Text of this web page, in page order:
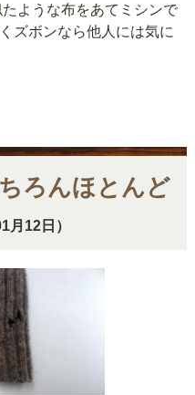
ような布をあてミシンで
ズボンなら他人には気に
ろんほとんど
月12日）